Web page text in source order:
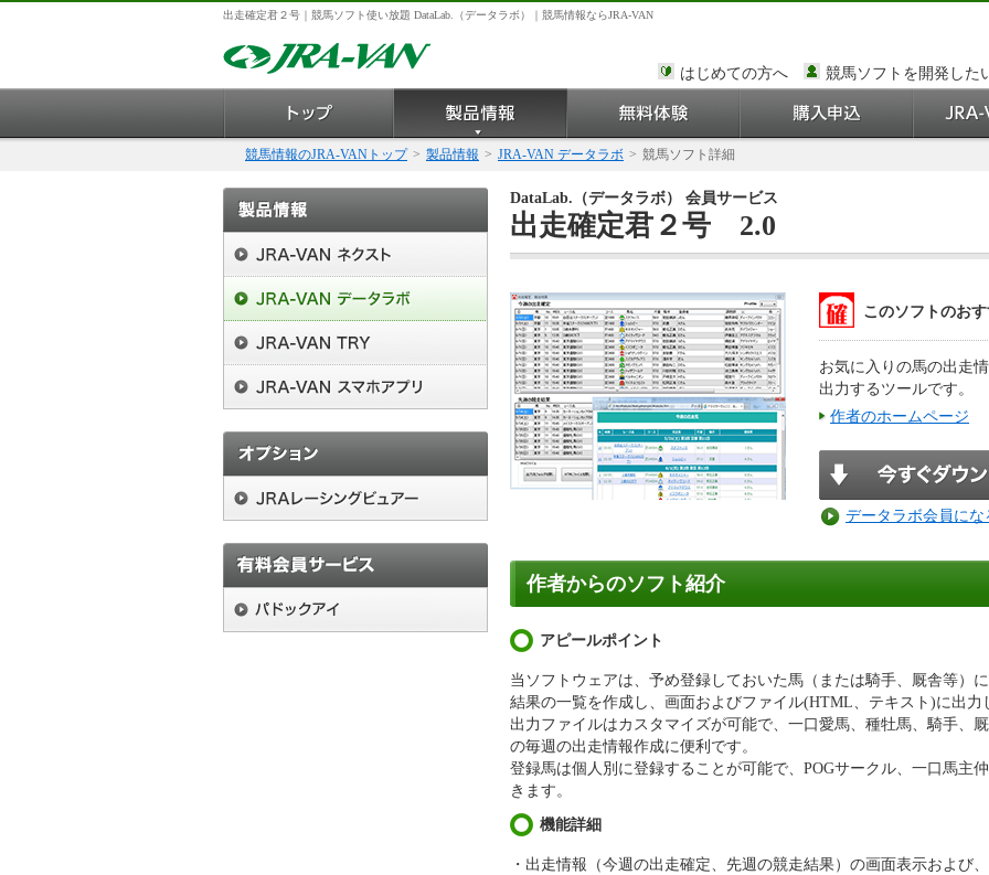
出走確定君２号｜競馬ソフト使い放題 DataLab.（データラボ）｜競馬情報ならJRA-VAN
はじめての方へ 競馬ソフトを開発した
競馬情報のJRA-VANトップ > 製品情報 > JRA-VAN データラボ > 競馬ソフト詳細
DataLab.（データラボ） 会員サービス
出走確定君２号 2.0
このソフトのお
お気に入りの馬の出走
出力するツールです。
作者のホームページ
データラボ会員にな
作者からのソフト紹介
アピールポイント
当ソフトウェアは、予め登録しておいた馬（または騎手、厩舎等）
結果の一覧を作成し、画面およびファイル(HTML、テキスト)に出力
出力ファイルはカスタマイズが可能で、一口愛馬、種牡馬、騎手、
の毎週の出走情報作成に便利です。
登録馬は個人別に登録することが可能で、POGサークル、一口馬主
きます。
機能詳細
・出走情報（今週の出走確定、先週の競走結果）の画面表示および